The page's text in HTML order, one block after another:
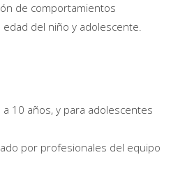
de comportamientos
edad del niño y adolescente.
10 años, y para adolescentes
por profesionales del equipo